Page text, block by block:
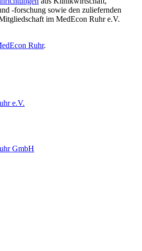
-forschung sowie den zuliefernden
im MedEcon Ruhr e.V.
Ruhr.
e.V.
GmbH